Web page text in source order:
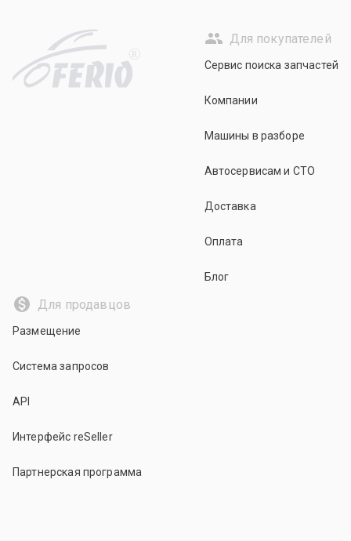
R
Для покупателей
Сервис поиска запчастей
Компании
Машины в разборе
Автосервисам и СТО
Доставка
Оплата
Блог
Для продавцов
Размещение
Система запросов
API
Интерфейс reSeller
Партнерская программа